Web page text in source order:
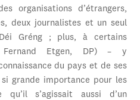
organisations d’étrangers,
deux journalistes et un seul
Gréng ; plus, à certains
Fernand Etgen, DP) – y
du pays et de ses
si grande importance pour les
qu’il s’agissait aussi d’un